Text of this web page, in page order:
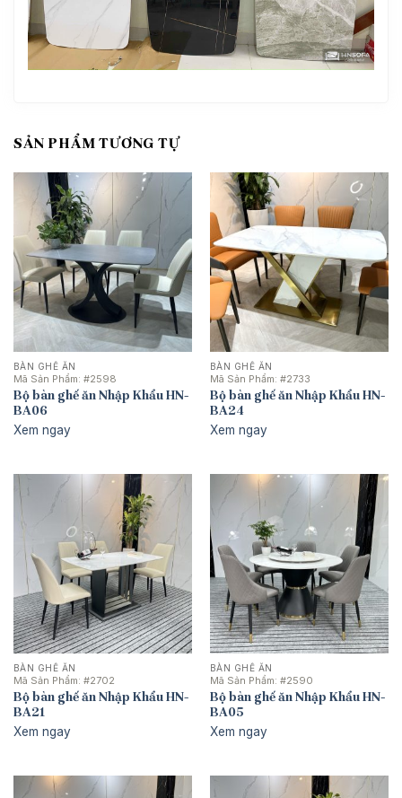
SẢN PHẨM TƯƠNG TỰ
BÀN GHẾ ĂN
Mã Sản Phẩm: #2598
Bộ bàn ghế ăn Nhập Khẩu HN-
BA06
Xem ngay
BÀN GHẾ ĂN
Mã Sản Phẩm: #2733
Bộ bàn ghế ăn Nhập Khẩu HN-
BA24
Xem ngay
BÀN GHẾ ĂN
Mã Sản Phẩm: #2702
Bộ bàn ghế ăn Nhập Khẩu HN-
BA21
Xem ngay
BÀN GHẾ ĂN
Mã Sản Phẩm: #2590
Bộ bàn ghế ăn Nhập Khẩu HN-
BA05
Xem ngay